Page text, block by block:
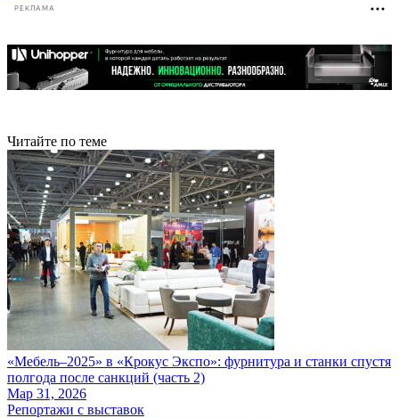
РЕКЛАМА
Читайте по теме
«Мебель‒2025» в «Крокус Экспо»: фурнитура и станки спустя
полгода после санкций (часть 2)
Мар 31, 2026
Репортажи с выставок